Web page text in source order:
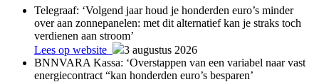
Telegraaf: ‘Volgend jaar houd je honderden euro’s minder
over aan zonnepanelen: met dit alternatief kan je straks toch
verdienen aan stroom’
Lees op website
3 augustus 2026
BNNVARA Kassa: ‘Overstappen van een variabel naar vast
energiecontract “kan honderden euro’s besparen’